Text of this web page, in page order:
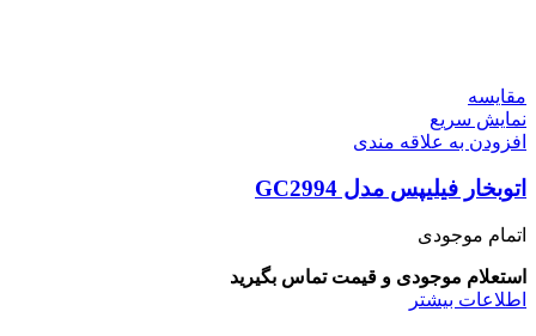
مقايسه
نمایش سریع
افزودن به علاقه مندی
اتوبخار فیلیپس مدل GC2994
اتمام موجودی
استعلام موجودی و قیمت تماس بگیرید
اطلاعات بیشتر